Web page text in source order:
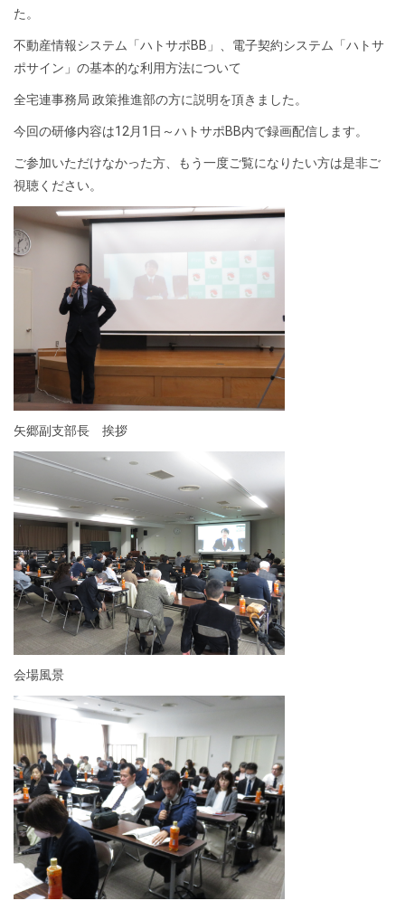
た。
不動産情報システム「ハトサポBB」、電子契約システム「ハトサ
ポサイン」の基本的な利用方法について
全宅連事務局 政策推進部の方に説明を頂きました。
今回の研修内容は12月1日～ハトサポBB内で録画配信します。
ご参加いただけなかった方、もう一度ご覧になりたい方は是非ご
視聴ください。
矢郷副支部長 挨拶
会場風景